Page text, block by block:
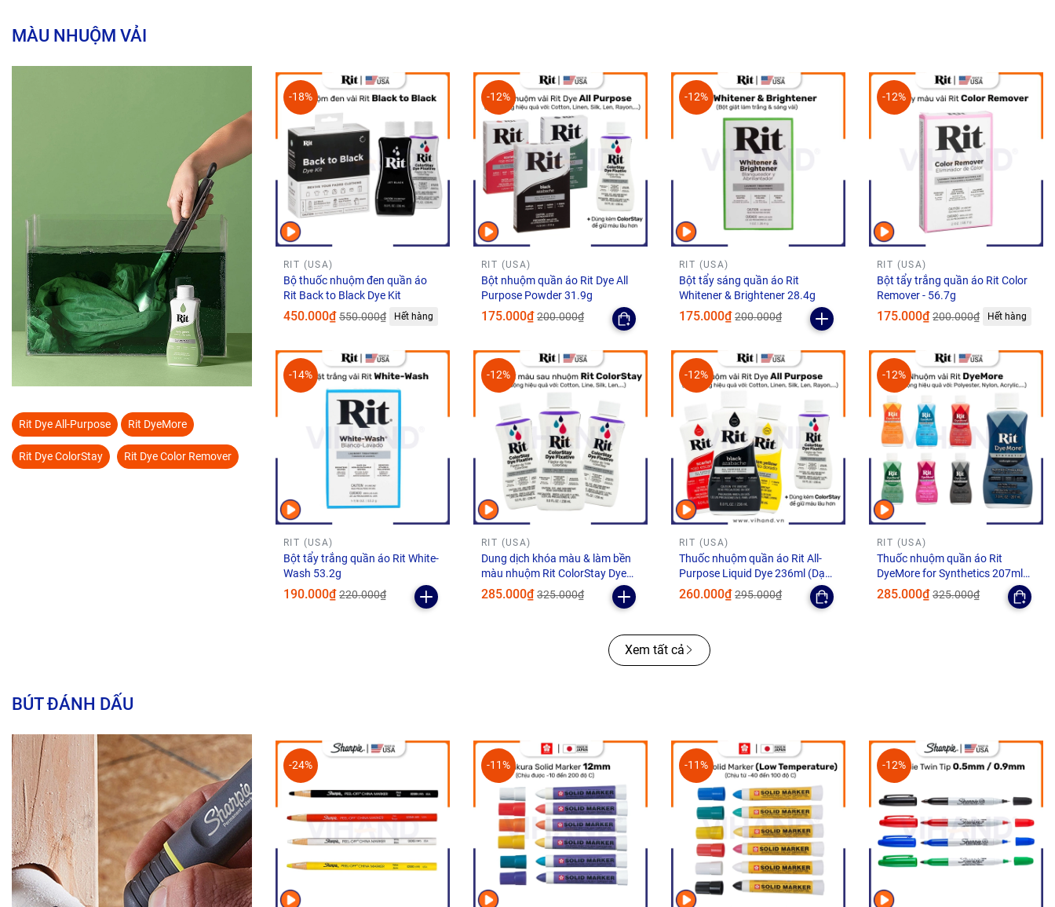
MÀU NHUỘM VẢI
Rit Dye All-Purpose Rit DyeMore
Rit Dye ColorStay Rit Dye Color Remover
-18%
RIT (USA)
Bộ thuốc nhuộm đen quần áo
Rit Back to Black Dye Kit
450.000₫ 550.000₫ Hết hàng
-12%
RIT (USA)
Bột nhuộm quần áo Rit Dye All
Purpose Powder 31.9g
175.000₫ 200.000₫
-12%
RIT (USA)
Bột tẩy sáng quần áo Rit
Whitener & Brightener 28.4g
175.000₫ 200.000₫
-12%
RIT (USA)
Bột tẩy trắng quần áo Rit Color
Remover - 56.7g
175.000₫ 200.000₫ Hết hàng
-14%
RIT (USA)
Bột tẩy trắng quần áo Rit White-
Wash 53.2g
190.000₫ 220.000₫
-12%
RIT (USA)
Dung dịch khóa màu & làm bền
màu nhuộm Rit ColorStay Dye
Fixative - 236ml
285.000₫ 325.000₫
-12%
RIT (USA)
Thuốc nhuộm quần áo Rit All-
Purpose Liquid Dye 236ml (Dạng
lỏng)
260.000₫ 295.000₫
-12%
RIT (USA)
Thuốc nhuộm quần áo Rit
DyeMore for Synthetics 207ml
(Dạng lỏng)
285.000₫ 325.000₫
Xem tất cả
BÚT ĐÁNH DẤU
-24% -11% -11% -12%